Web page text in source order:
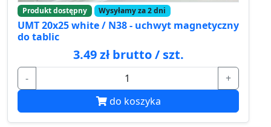
Produkt dostępny Wysyłamy za 2 dni
UMT 20x25 white / N38 - uchwyt magnetyczny
do tablic
3.49 zł brutto / szt.
-
+
do koszyka